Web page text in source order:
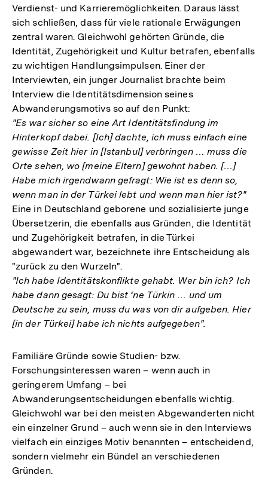
Verdienst- und Karrieremöglichkeiten. Daraus lässt
sich schließen, dass für viele rationale Erwägungen
zentral waren. Gleichwohl gehörten Gründe, die
Identität, Zugehörigkeit und Kultur betrafen, ebenfalls
zu wichtigen Handlungsimpulsen. Einer der
Interviewten, ein junger Journalist brachte beim
Interview die Identitätsdimension seines
Abwanderungsmotivs so auf den Punkt:
"Es war sicher so eine Art Identitätsfindung im
Hinterkopf dabei. [Ich] dachte, ich muss einfach eine
gewisse Zeit hier in [Istanbul] verbringen … muss die
Orte sehen, wo [meine Eltern] gewohnt haben. […]
Habe mich irgendwann gefragt: Wie ist es denn so,
wenn man in der Türkei lebt und wenn man hier ist?"
Eine in Deutschland geborene und sozialisierte junge
Übersetzerin, die ebenfalls aus Gründen, die Identität
und Zugehörigkeit betrafen, in die Türkei
abgewandert war, bezeichnete ihre Entscheidung als
"zurück zu den Wurzeln".
"Ich habe Identitätskonflikte gehabt. Wer bin ich? Ich
habe dann gesagt: Du bist ‘ne Türkin … und um
Deutsche zu sein, muss du was von dir aufgeben. Hier
[in der Türkei] habe ich nichts aufgegeben".
Familiäre Gründe sowie Studien- bzw.
Forschungsinteressen waren – wenn auch in
geringerem Umfang – bei
Abwanderungsentscheidungen ebenfalls wichtig.
Gleichwohl war bei den meisten Abgewanderten nicht
ein einzelner Grund – auch wenn sie in den Interviews
vielfach ein einziges Motiv benannten – entscheidend,
sondern vielmehr ein Bündel an verschiedenen
Gründen.